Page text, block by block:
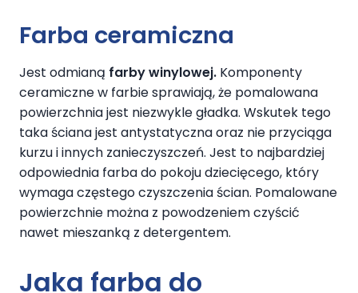
Farba ceramiczna
Jest odmianą farby winylowej. Komponenty
ceramiczne w farbie sprawiają, że pomalowana
powierzchnia jest niezwykle gładka. Wskutek tego
taka ściana jest antystatyczna oraz nie przyciąga
kurzu i innych zanieczyszczeń. Jest to najbardziej
odpowiednia farba do pokoju dziecięcego, który
wymaga częstego czyszczenia ścian. Pomalowane
powierzchnie można z powodzeniem czyścić
nawet mieszanką z detergentem.
Jaka farba do